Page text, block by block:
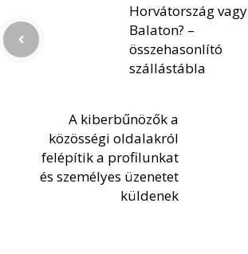
Horvátország
Balaton? –
összehasonlító
szállástábla
A kiberbűnözők a
közösségi oldalakról
felépítik a profilunkat
és személyes üzenetet
küldenek